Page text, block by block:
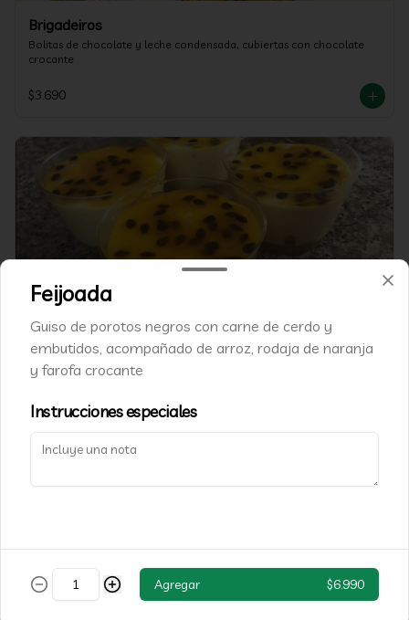
Brigadeiros
Bolitas de chocolate y leche condensada, cubiertas con chocolate
crocante
$3.690
Mousse de maracuya
Postre de crema de leche y maracuya, tipico de brasil
$1.990
Pizza brigadeiro, morango
Feijoada
Guiso de porotos negros con carne de cerdo y
embutidos, acompañado de arroz, rodaja de naranja
y farofa crocante
Instrucciones especiales
Agregar $6.990